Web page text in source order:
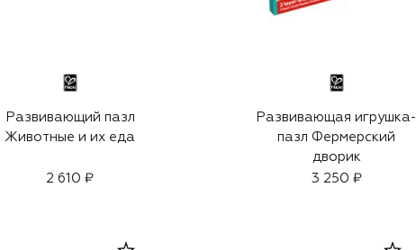
Развивающий пазл
Животные и их еда
2 610 ₽
Развивающая игрушка-
пазл Фермерский
дворик
3 250 ₽